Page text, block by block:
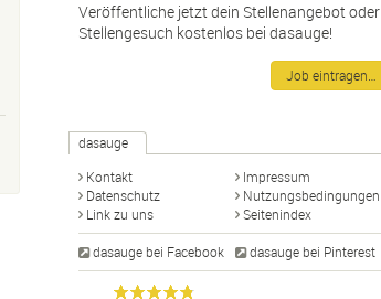
Veröffentliche jetzt dein Stellenangebot oder
Stellengesuch kostenlos bei dasauge!
Job eintragen…
dasauge
Kontakt
Impressum
Datenschutz
Nutzungsbedingungen
Link zu uns
Seitenindex
dasauge bei Facebook dasauge bei Pinterest